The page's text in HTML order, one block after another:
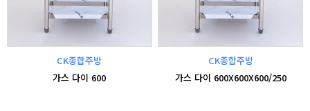
CK종합주방
가스 다이 600
CK종합주방
가스 다이 600X600X600/250